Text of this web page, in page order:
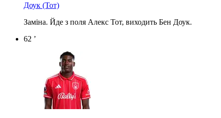
Доук (Тот)
Заміна. Йде з поля Алекс Тот, виходить Бен Доук.
62 ’